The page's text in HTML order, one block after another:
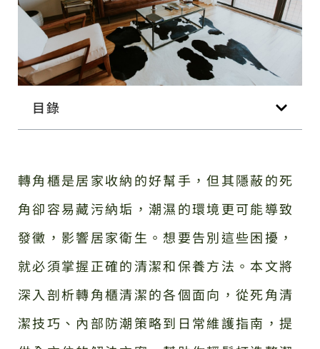
目錄
轉角櫃是居家收納的好幫手，但其隱蔽的死
角卻容易藏污納垢，潮濕的環境更可能導致
發黴，影響居家衛生。想要告別這些困擾，
就必須掌握正確的清潔和保養方法。本文將
深入剖析轉角櫃清潔的各個面向，從死角清
潔技巧、內部防潮策略到日常維護指南，提